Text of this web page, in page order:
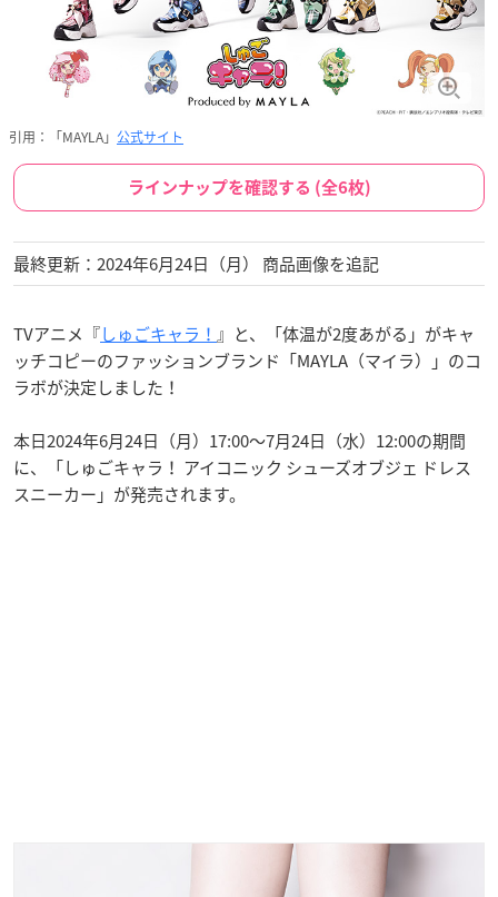
引用：「MAYLA」 公式サイト
ラインナップを確認する (全6枚)
最終更新：2024年6月24日（月） 商品画像を追記
TVアニメ『しゅごキャラ！ 』と、「体温が2度あがる」がキャ
ッチコピーのファッションブランド「MAYLA（マイラ）」のコ
ラボが決定しました！
本日2024年6月24日（月）17:00～7月24日（水）12:00の期間
に、「しゅごキャラ！ アイコニック シューズオブジェ ドレス
スニーカー」が発売されます。